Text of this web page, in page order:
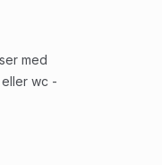
med
wc -